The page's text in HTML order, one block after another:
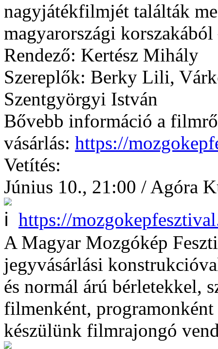
nagyjátékfilmjét találták
magyarországi
Rendező: Kertész Mihály
Szereplők: Berky Lili,
Szentgyörgyi István
Bővebb információ a
vásárlás: https://
Vetítés:
Június 10., 21:00 / Agóra
https://
A Magyar Mozgókép
jegyvásárlási
és normál árú bérletekkel,
filmenként,
készülünk filmrajongó